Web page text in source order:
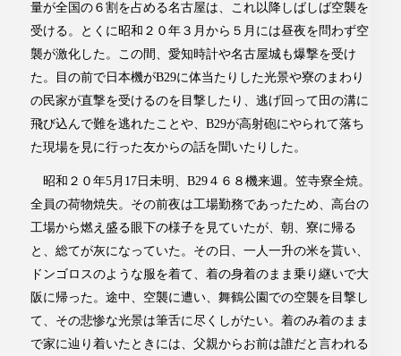
量が全国の６割を占める名古屋は、これ以降しばしば空襲を
受ける。とくに昭和２０年３月から５月には昼夜を問わず空
襲が激化した。この間、愛知時計や名古屋城も爆撃を受け
た。目の前で日本機がB29に体当たりした光景や寮のまわり
の民家が直撃を受けるのを目撃したり、逃げ回って田の溝に
飛び込んで難を逃れたことや、B29が高射砲にやられて落ち
た現場を見に行った友からの話を聞いたりした。
昭和２０年5月17日未明、B29４６８機来週。笠寺寮全焼。
全員の荷物焼失。その前夜は工場勤務であったため、高台の
工場から燃え盛る眼下の様子を見ていたが、朝、寮に帰る
と、総てが灰になっていた。その日、一人一升の米を貰い、
ドンゴロスのような服を着て、着の身着のまま乗り継いで大
阪に帰った。途中、空襲に遭い、舞鶴公園での空襲を目撃し
て、その悲惨な光景は筆舌に尽くしがたい。着のみ着のまま
で家に辿り着いたときには、父親からお前は誰だと言われる